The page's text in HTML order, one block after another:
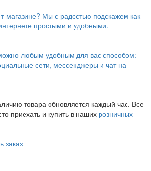
магазине? Мы с радостью подскажем как
простыми и удобными.
любым удобным для вас способом:
сети, мессенджеры и чат на
товара обновляется каждый час. Все
приехать и купить в наших розничных
заказ